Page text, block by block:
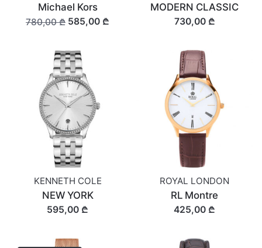
Michael Kors
780,00 ₾ 585,00 ₾
MODERN CLASSIC
730,00 ₾
KENNETH COLE
NEW YORK
595,00 ₾
ROYAL LONDON
RL Montre
425,00 ₾